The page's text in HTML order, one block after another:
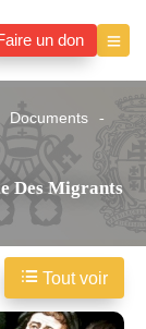
un don
Documents
Des Migrants
Tout voir